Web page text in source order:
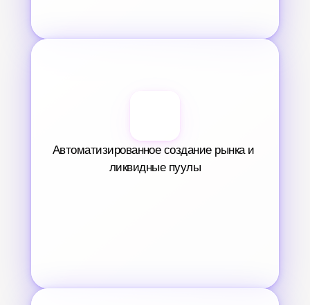
Автоматизированное создание рынка и
ликвидные пуулы